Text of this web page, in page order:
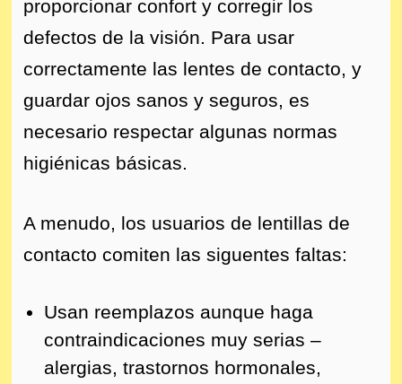
proporcionar confort y corregir los
defectos de la visión. Para usar
correctamente las lentes de contacto, y
guardar ojos sanos y seguros, es
necesario respectar algunas normas
higiénicas básicas.
A menudo, los usuarios de lentillas de
contacto comiten las siguentes faltas:
Usan reemplazos aunque haga
contraindicaciones muy serias –
alergias, trastornos hormonales,